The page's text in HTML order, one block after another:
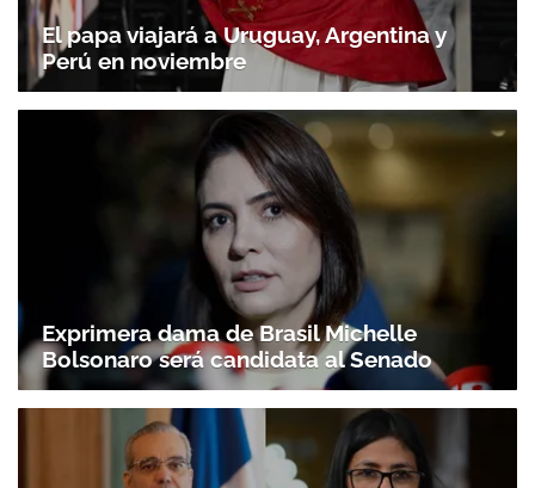
El papa viajará a Uruguay, Argentina y
Perú en noviembre
Exprimera dama de Brasil Michelle
Bolsonaro será candidata al Senado